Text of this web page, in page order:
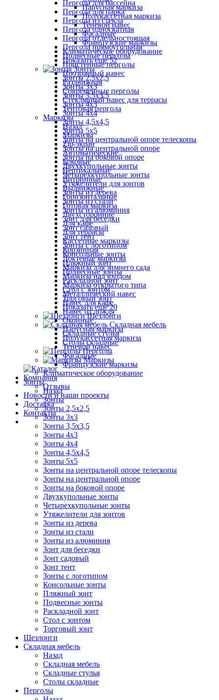
Парусная маркиза
Полукассетная маркиза
Теневой навес
Фасадные
Французские маркизы
Климатическое оборудование
Показать ещё 52
Зонты
Зонты 2,5х2,5
Зонты 3х3
Зонты 3,5х3,5
Зонты 4х3
Зонты 4х4
Зонты 4,5х4,5
Зонты 5х5
Зонты на центральной опоре телескопы
Зонты на центральной опоре
Зонты на боковой опоре
Двухкупольные зонты
Четырехкупольные зонты
Утяжелители для зонтов
Зонты из дерева
Зонты из стали
Зонты из алюминия
Зонт для беседки
Зонт садовый
Зонт тент
Зонты с логотипом
Консольные зонты
Пляжный зонт
Подвесные зонты
Раскладной зонт
Стол с зонтом
Торговый зонт
Показать ещё 20
Шезлонги
Складная мебель
Складные стулья
Столы складные
Перголы
Маркизы
Компания
Отзывы
Новости и наши проекты
Доставка
Контакты
Пергола для бассейна
Пергола для парка
Пергола из стекла
Пергола односкатная
Пергола отдельностоящая
Пергола прямоугольная
Подвесные перголы
Пристенные перголы
Прозрачный навес
Раздвижная
Современные перголы
Стеклянный навес для террасы
Тентовая пергола
Маркизы
Назад
Маркизы
Zip-экран
Автоматические
Боковые
Вертикальные
Витринные
Выдвижные
Горизонтальные
Готовая маркиза
Двухсторонние
Для кафе
Для террасы
Кассетные маркизы
Корзинная
Локтевые маркизы
Маркиза для зимнего сада
Маркиза над входом
Маркиза открытого типа
Металлический навес
Навес для кафе
Навес от дождя
Оконные
Парусная маркиза
Полукассетная маркиза
Теневой навес
Фасадные
Французские маркизы
Климатическое оборудование
Зонты
Назад
Зонты
Зонты 2,5х2,5
Зонты 3х3
Зонты 3,5х3,5
Зонты 4х3
Зонты 4х4
Зонты 4,5х4,5
Зонты 5х5
Зонты на центральной опоре телескопы
Зонты на центральной опоре
Зонты на боковой опоре
Двухкупольные зонты
Четырехкупольные зонты
Утяжелители для зонтов
Зонты из дерева
Зонты из стали
Зонты из алюминия
Зонт для беседки
Зонт садовый
Зонт тент
Зонты с логотипом
Консольные зонты
Пляжный зонт
Подвесные зонты
Раскладной зонт
Стол с зонтом
Торговый зонт
Шезлонги
Складная мебель
Назад
Складная мебель
Складные стулья
Столы складные
Перголы